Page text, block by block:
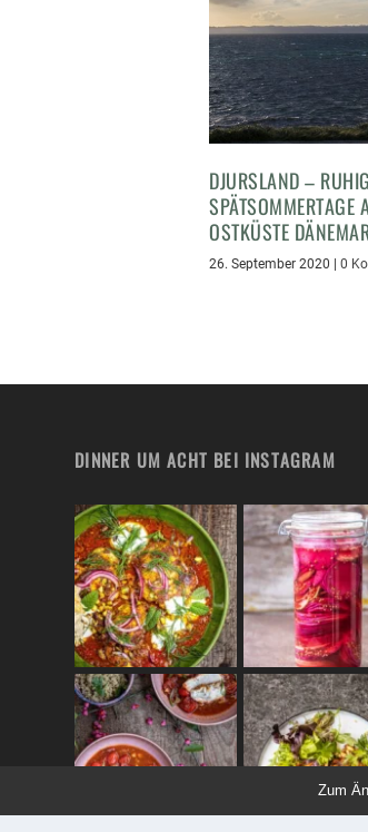
DJURSLAND –
SPÄTSOMMERTAGE
OSTKÜSTE
26. September 2020 |0
DINNER UM ACHT BEI INSTAGRAM
Zum